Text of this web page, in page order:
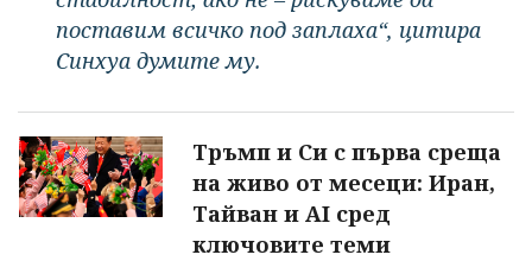
поставим всичко под заплаха“, цитира
Синхуа думите му.
Тръмп и Си с първа среща
на живо от месеци: Иран,
Тайван и AI сред
ключовите теми